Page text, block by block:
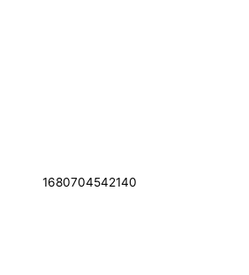
1680704542140